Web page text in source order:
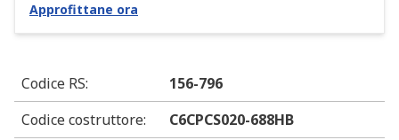
Approfittane ora
Codice RS:
156-796
Codice costruttore:
C6CPCS020-688HB